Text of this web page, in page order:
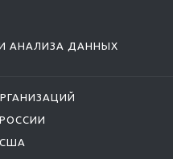
АНАЛИЗА ДАННЫХ